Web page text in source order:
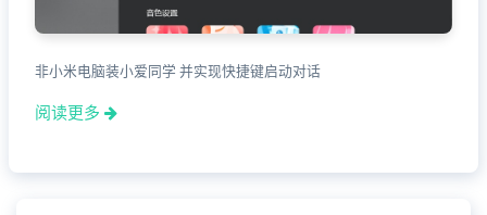
非小米电脑装小爱同学 并实现快捷键启动对话
阅读更多